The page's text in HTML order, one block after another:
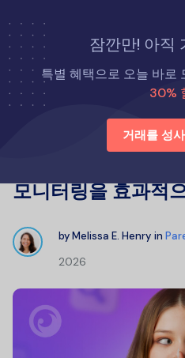
잠깐만! 아직
특별 혜택으로 오늘 바로
30%
거래를 성
홈
육아 팁
디스코드는 아이에게 안전한가요?
는 방법
모니터링을 효과적
byMelissa E. Henry in
2026